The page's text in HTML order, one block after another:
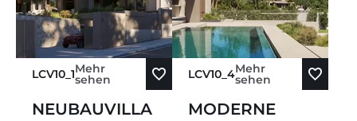
LCV10_1Mehr
sehen
NEUBAUVILLA
LCV10_4Mehr
sehen
MODERNE